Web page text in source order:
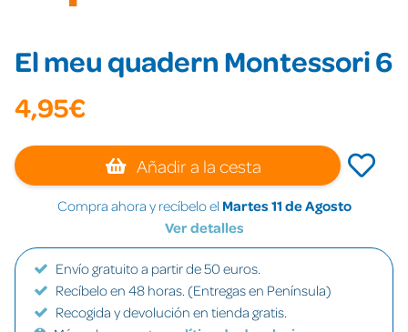
El meu quadern Montessori 6
4,95€
Añadir a la cesta
Compra ahora y recíbelo el Martes 11 de Agosto
Ver detalles
Envío gratuito a partir de 50 euros.
Recíbelo en 48 horas. (Entregas en Península)
Recogida y devolución en tienda gratis.